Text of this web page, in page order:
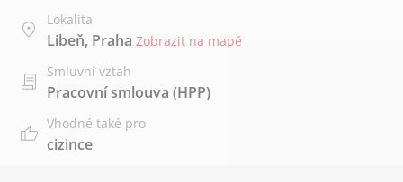
Lokalita
Libeň, Praha Zobrazit na mapě
Smluvní vztah
Pracovní smlouva (HPP)
Vhodné také pro
cizince